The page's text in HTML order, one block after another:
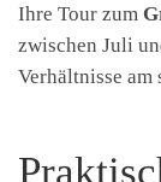
Ihre Tour zum
zwischen Juli
Verhältnisse am